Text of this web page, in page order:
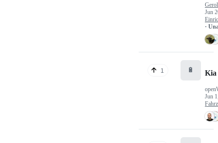
Jun
·
1 🔋 Kia
Jun